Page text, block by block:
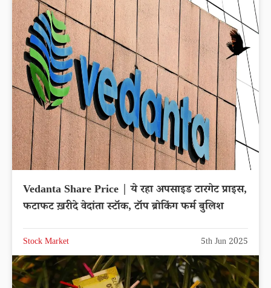
Vedanta Share Price | ये रहा अपसाइड टारगेट प्राइस,
फटाफट ख़रीदे वेदांता स्टॉक, टॉप ब्रोकिंग फर्म बुलिश
Stock Market 5th Jun 2025